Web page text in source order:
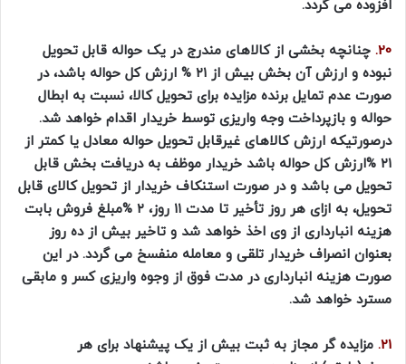
افزوده می گردد.
20. چنانچه بخشی از کالاهای مندرج در یک حواله قابل تحویل
نبوده و ارزش آن بخش بیش از ۲۱ % ارزش کل حواله باشد، در
صورت عدم تمایل برنده مزایده برای تحویل کالا، نسبت به ابطال
حواله و بازپرداخت وجه واریزی توسط خریدار اقدام خواهد شد.
درصورتیکه ارزش کالاهای غیرقابل تحویل حواله معادل یا کمتر از
۲۱ %ارزش کل حواله باشد خریدار موظف به دریافت بخش قابل
تحویل می باشد و در صورت استنکاف خریدار از تحویل کالای قابل
تحویل، به ازای هر روز تأخیر تا مدت ۱۱ روز، ۲ %مبلغ فروش بابت
هزینه انبارداری از وی اخذ خواهد شد و تاخیر بیش از ده روز
بعنوان انصراف خریدار تلقی و معامله منفسخ می گردد. در این
صورت هزینه انبارداری در مدت فوق از وجوه واریزی کسر و مابقی
مسترد خواهد شد.
21. مزایده گر مجاز به ثبت بیش از یک پیشنهاد برای هر